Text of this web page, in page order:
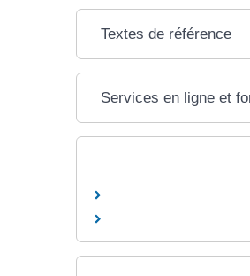
Textes de référence
Services en ligne et